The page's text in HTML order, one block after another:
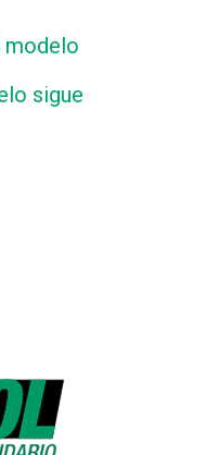
modelo
sigue